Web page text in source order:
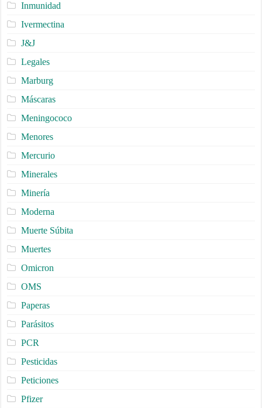
Inmunidad
Ivermectina
J&J
Legales
Marburg
Máscaras
Meningococo
Menores
Mercurio
Minerales
Minería
Moderna
Muerte Súbita
Muertes
Omicron
OMS
Paperas
Parásitos
PCR
Pesticidas
Peticiones
Pfizer